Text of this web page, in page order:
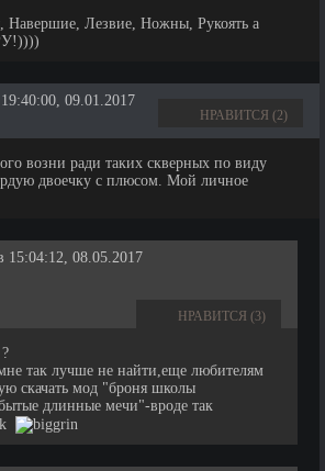
Навершие, Лезвие, Ножны, Рукоять а
09.01.2017
НРАВИТСЯ (2)
возни ради таких скверных по виду
двоечку с плюсом. Мой личное
15:04:12, 08.05.2017
НРАВИТСЯ (3)
так лучше не найти,еще любителям
скачать мод "броня школы
длинные мечи"-вроде так